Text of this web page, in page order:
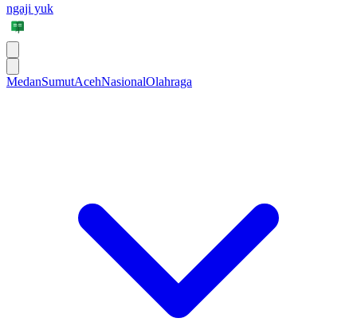
ngaji yuk
MedanSumutAcehNasionalOlahraga